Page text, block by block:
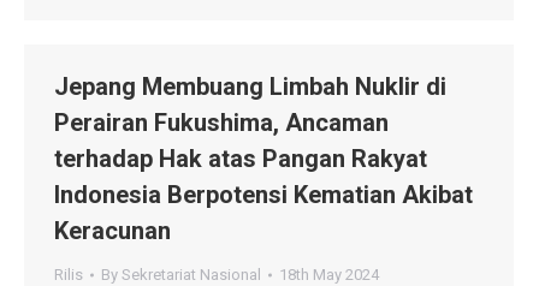
Jepang Membuang Limbah Nuklir di
Perairan Fukushima, Ancaman
terhadap Hak atas Pangan Rakyat
Indonesia Berpotensi Kematian Akibat
Keracunan
Rilis By Sekretariat Nasional 18th May 2024